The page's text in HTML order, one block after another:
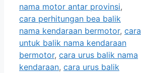
nama motor antar provinsi,
cara perhitungan bea balik
nama kendaraan bermotor, cara
untuk balik nama kendaraan
bermotor, cara urus balik nama
kendaraan, cara urus balik